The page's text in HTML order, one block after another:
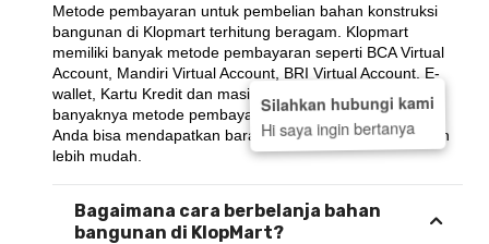
Metode pembayaran untuk pembelian bahan konstruksi
bangunan di Klopmart terhitung beragam. Klopmart
memiliki banyak metode pembayaran seperti BCA Virtual
Account, Mandiri Virtual Account, BRI Virtual Account, E-
wallet, Kartu Kredit dan masih banyak lagi.. Dengan
banyaknya metode pembayaran yang ada di KlopMart,
Anda bisa mendapatkan barang yang dibutuhkan dengan
lebih mudah.
Bagaimana cara berbelanja bahan
bangunan di KlopMart?
Silahkan hubungi kami
Hi saya ingin bertanya